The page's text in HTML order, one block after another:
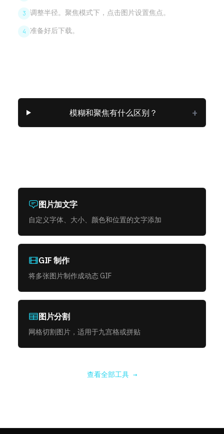
3 调整半径。聚焦模式下，点击图片设置焦点。
4 准备好后下载。
模糊和聚焦有什么区别？ +
图片加文字
自定义字体、大小、颜色和位置的文字添加
GIF 制作
将多张图片制作成动态 GIF
图片分割
网格切割图片，适用于九宫格或拼贴
查看全部工具 →